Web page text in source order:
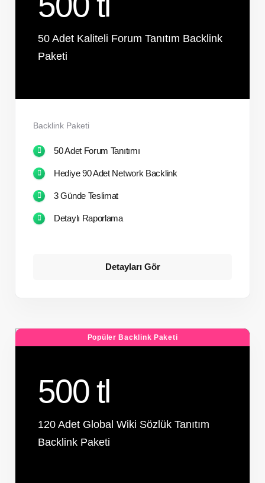
50 Adet Kaliteli Forum Tanıtım Backlink
Paketi
Backlink Paketi
50 Adet Forum Tanıtımı
Hediye 90 Adet Network Backlink
3 Günde Teslimat
Detaylı Raporlama
Detayları Gör
Popüler Backlink Paketi
500 tl
120 Adet Global Wiki Sözlük Tanıtım
Backlink Paketi